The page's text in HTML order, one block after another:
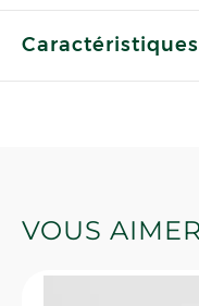
Caractéristiques
VOUS